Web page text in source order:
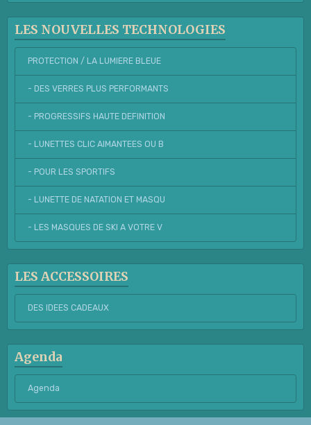
LES NOUVELLES TECHNOLOGIES
PROTECTION / LA LUMIERE BLEUE
- DES VERRES PLUS PERFORMANTS
- PROGRESSIFS HAUTE DEFINITION
- LUNETTES CLIC AIMANTEES OU B
- POUR LES SPORTIFS
- LUNETTE DE NATATION ET MASQU
- LES MASQUES DE SKI A VOTRE V
LES ACCESSOIRES
DES IDEES CADEAUX
Agenda
Agenda